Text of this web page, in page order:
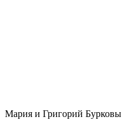
Мария и Григорий Бурковы